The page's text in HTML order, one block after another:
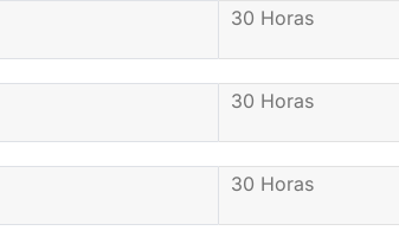
30 Horas
30 Horas
30 Horas